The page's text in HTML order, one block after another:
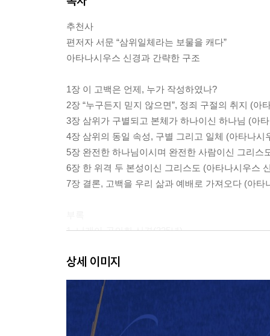
추천사
편저자 서문 “삼위일체라는 보물을 캐다”
아타나시우스 신경과 간략한 구조
1장 이 고백은 언제, 누가 작성하였나?
2장 “누구든지 믿지 않으면”, 정죄 구절의 취지 (아
3장 삼위가 구별되고 본체가 하나이신 하나님 (아
4장 삼위의 동일 속성, 구별 그리고 일체 (아타나시
5장 완전한 하나님이시며 완전한 사람이신 그리스
6장 한 위격 두 본성이신 그리스도 (아타나시우스
7장 결론, 고백을 우리 삶과 예배로 가져오다 (아타
1. 니케아 공의회 신경(325년)
3. 아타나시우스 신경 라-한 대조
4. 칼케돈 신경(451년) (라틴어 직역본)
참고 문헌
상세 이미지